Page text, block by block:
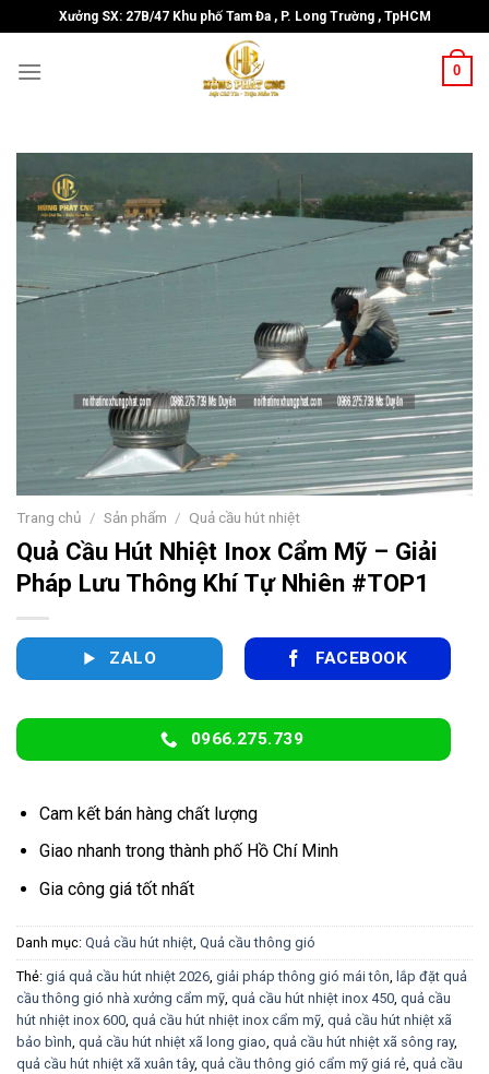
to
content
Xưởng SX: 27B/47 Khu phố Tam Đa , P. Long Trường , TpHCM
0
Trang chủ / Sản phẩm / Quả cầu hút nhiệt
Quả Cầu Hút Nhiệt Inox Cẩm Mỹ – Giải
Pháp Lưu Thông Khí Tự Nhiên #TOP1
ZALO FACEBOOK
0966.275.739
Cam kết bán hàng chất lượng
Giao nhanh trong thành phố Hồ Chí Minh
Gia công giá tốt nhất
Danh mục: Quả cầu hút nhiệt Quả cầu thông gió
Thẻ: giá quả cầu hút nhiệt 2026 giải pháp thông gió mái tôn lắp đặt quả
cầu thông gió nhà xưởng cẩm mỹ quả cầu hút nhiệt inox 450 quả cầu
hút nhiệt inox 600 quả cầu hút nhiệt inox cẩm mỹ quả cầu hút nhiệt xã
bảo bình quả cầu hút nhiệt xã long giao quả cầu hút nhiệt xã sông ray,
quả cầu hút nhiệt xã xuân tây, quả cầu thông gió cẩm mỹ giá rẻ quả cầu